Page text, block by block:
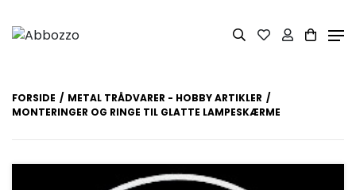
FORSIDE
METAL TRÅDVARER - HOBBY ARTIKLER
MONTERINGER OG RINGE TIL GLATTE LAMPESKÆRME